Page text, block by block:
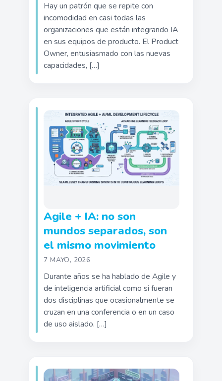
Hay un patrón que se repite con
incomodidad en casi todas las
organizaciones que están integrando IA
en sus equipos de producto. El Product
Owner, entusiasmado con las nuevas
capacidades, […]
Agile + IA: no son
mundos separados, son
el mismo movimiento
7 MAYO, 2026
Durante años se ha hablado de Agile y
de inteligencia artificial como si fueran
dos disciplinas que ocasionalmente se
cruzan en una conferencia o en un caso
de uso aislado. […]